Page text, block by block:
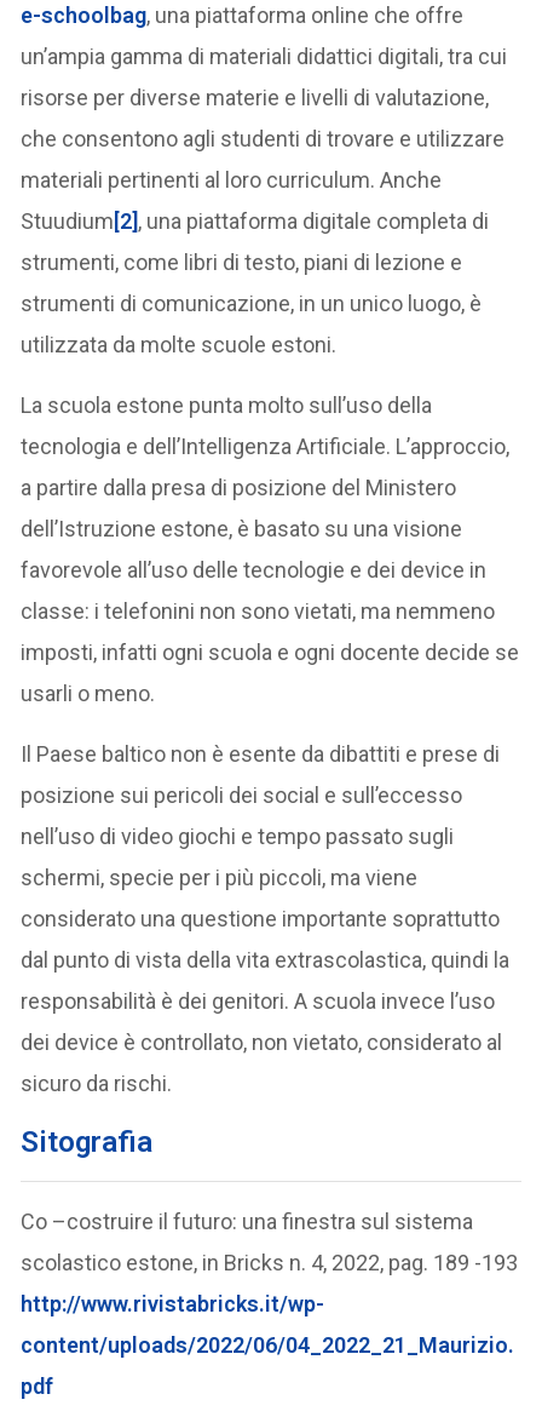
e-schoolbag, una piattaforma online che offre
un’ampia gamma di materiali didattici digitali, tra cui
risorse per diverse materie e livelli di valutazione,
che consentono agli studenti di trovare e utilizzare
materiali pertinenti al loro curriculum. Anche
Stuudium[2], una piattaforma digitale completa di
strumenti, come libri di testo, piani di lezione e
strumenti di comunicazione, in un unico luogo, è
utilizzata da molte scuole estoni.
La scuola estone punta molto sull’uso della
tecnologia e dell’Intelligenza Artificiale. L’approccio,
a partire dalla presa di posizione del Ministero
dell’Istruzione estone, è basato su una visione
favorevole all’uso delle tecnologie e dei device in
classe: i telefonini non sono vietati, ma nemmeno
imposti, infatti ogni scuola e ogni docente decide se
usarli o meno.
Il Paese baltico non è esente da dibattiti e prese di
posizione sui pericoli dei social e sull’eccesso
nell’uso di video giochi e tempo passato sugli
schermi, specie per i più piccoli, ma viene
considerato una questione importante soprattutto
dal punto di vista della vita extrascolastica, quindi la
responsabilità è dei genitori. A scuola invece l’uso
dei device è controllato, non vietato, considerato al
sicuro da rischi.
Sitografia
Co –costruire il futuro: una finestra sul sistema
scolastico estone, in Bricks n. 4, 2022, pag. 189 -193
http://www.rivistabricks.it/wp-
content/uploads/2022/06/04_2022_21_Maurizio.
pdf